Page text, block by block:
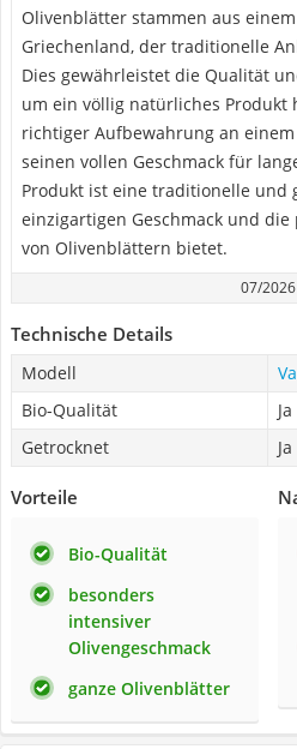
Olivenblätter stammen aus
Griechenland, der traditionelle
Dies gewährleistet die Qualität
um ein völlig natürliches Produkt
richtiger Aufbewahrung an
seinen vollen Geschmack für
Produkt ist eine traditionelle und
einzigartigen Geschmack und
von Olivenblättern bietet.
07/2026
Technische Details
Modell
Bio-Qualität
Ja
Getrocknet
Ja
Vorteile
Bio-Qualität
besonders
intensiver
Olivengeschmack
ganze Olivenblätter